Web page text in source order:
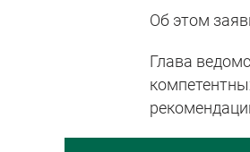
Об этом
Глава